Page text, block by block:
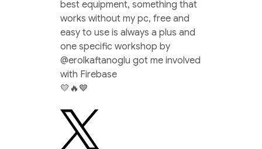
best equipment, something that
works without my pc, free and
easy to use is always a plus and
one specific workshop by
@erolkaftanoglu got me involved
with Firebase
💛🔥💙